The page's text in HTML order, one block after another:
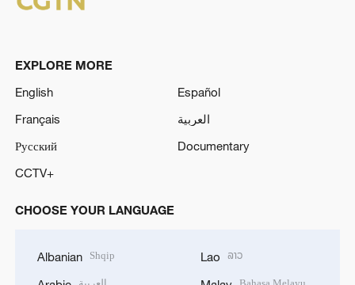
EXPLORE MORE
English
Español
Français
العربية
Русский
Documentary
CCTV+
CHOOSE YOUR LANGUAGE
Albanian Shqip Lao ລາວ